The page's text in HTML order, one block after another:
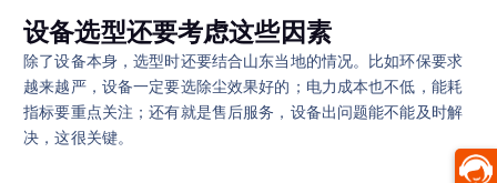
设备选型还要考虑这些因素
除了设备本身，选型时还要结合山东当地的情况。比如环保要求
越来越严，设备一定要选除尘效果好的；电力成本也不低，能耗
指标要重点关注；还有就是售后服务，设备出问题能不能及时解
决，这很关键。